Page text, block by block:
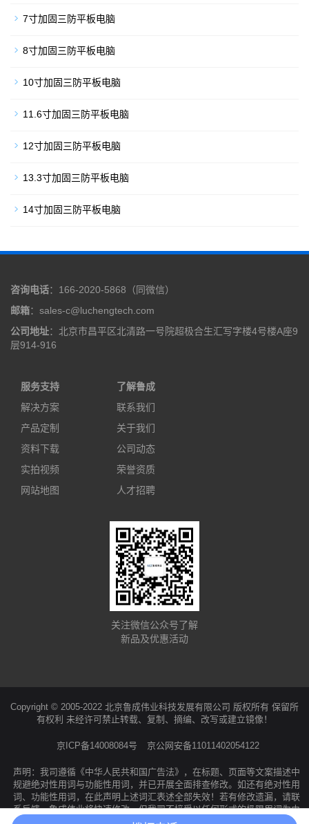
7寸加固三防平板电脑
8寸加固三防平板电脑
10寸加固三防平板电脑
11.6寸加固三防平板电脑
12寸加固三防平板电脑
13.3寸加固三防平板电脑
14寸加固三防平板电脑
咨询电话：166-2020-5868（同微信）
邮箱：sales-c@luchengtech.com
公司地址：北京市昌平区北清路一号院超极合生汇写字楼4号楼A座9
层914-916
服务支持
解决方案
产品定制
资料下载
实拍视频
网站地图
了解鲁成
联系我们
关于我们
公司动态
荣誉资质
人才招聘
关注微信公众号了解
新品及优惠活动
Copyright © 2005-2022 北京鲁成伟业科技发展有限公司 版权所有 保留所
有权利 未经许可禁止转载、复制、摘编、改写或建立镜像！
京ICP备14008084号 京公网安备11011402054122
声明：我司遵循《中华人民共和国广告法》，在标题、页面等文案描述中
规避绝对性用词与功能性用词，并已开展全面排查修改。如还有绝对性用
词、功能性用词，在此声明上述词汇表述全部失效！若有修改遗漏，请联
系反馈，鲁成伟业将快速修改。但我司不接受以任何形式的极限用词为由
提出的索赔、投诉等要求！所有访问本公司网页的人员均视为同意并接受